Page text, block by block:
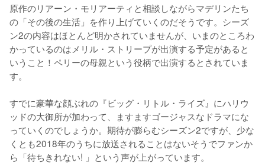
原作のリアーン・モリアーティと相談しながらマデリンたち
の「その後の生活」を作り上げていくのだそうです。シーズ
ン2の内容はほとんど明かされていませんが、いまのところわ
かっているのはメリル・ストリープが出演する予定があると
いうこと！ペリーの母親という役柄で出演するとされていま
す。
すでに豪華な顔ぶれの『ビッグ・リトル・ライズ』にハリウ
ッドの大御所が加わって、ますますゴージャスなドラマにな
っていくのでしょうか。期待が膨らむシーズン2ですが、少な
くとも2018年のうちに放送されることはないそうでファンか
ら「待ちきれない! 」という声が上がっています。